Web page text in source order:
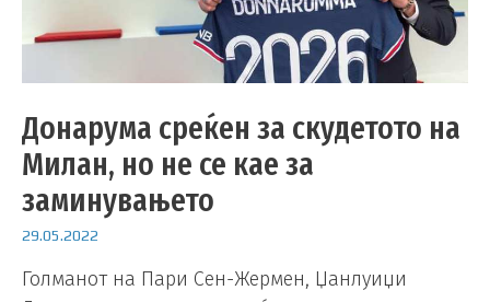
Донарума среќен за скудетото на
Милан, но не се кае за
заминувањето
29.05.2022
Голманот на Пари Сен-Жермен, Џанлуиџи